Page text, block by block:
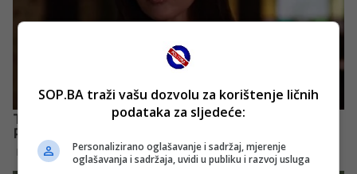
SOP.BA traži vašu dozvolu za korištenje ličnih
podataka za sljedeće:
Personalizirano oglašavanje i sadržaj, mjerenje
oglašavanja i sadržaja, uvidi u publiku i razvoj usluga